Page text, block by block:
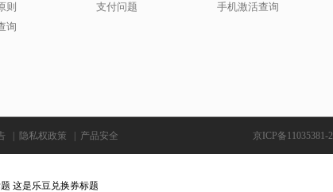
则
询
支付问题
手机激活查询
隐私权政策 产品安全 京ICP备11035381-2
这是乐豆兑换券标题